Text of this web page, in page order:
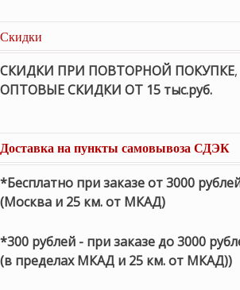
Скидки
СКИДКИ ПРИ ПОВТОРНОЙ ПОКУПКЕ,
ОПТОВЫЕ СКИДКИ ОТ 15 тыс.руб.
Доставка на пункты самовывоза СДЭК
*Бесплатно при заказе от 3000
(Москва и 25 км. от МКАД)
*300 рублей - при заказе до 3000
(в пределах МКАД и 25 км. от МКАД))